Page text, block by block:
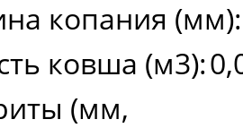
копания (мм):
ковша (м3):
(мм,